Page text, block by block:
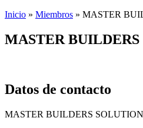
Inicio » Miembros » MASTER
MASTER
Datos de contacto
MASTER BUILDERS